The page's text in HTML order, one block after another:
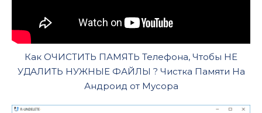
Как ОЧИСТИТЬ ПАМЯТЬ Телефона, Чтобы НЕ
УДАЛИТЬ НУЖНЫЕ ФАЙЛЫ ? Чистка Памяти На
Андроид от Мусора